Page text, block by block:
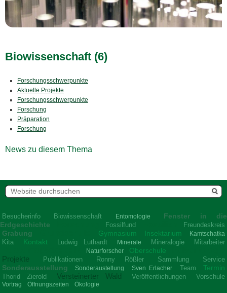
Biowissenschaft (6)
Forschungsschwerpunkte
Aktuelle Projekte
Forschungsschwerpunkte
Forschung
Präparation
Forschung
News zu diesem Thema
Besucherinfo Biowissenschaft Entomologie
Fenster in die
Erdgeschichte
Fossilfund Freundeskreis
Grabung Gymnasium Insektarium Kamtschatka
Kita Kontakt Ludwig Luthardt Minerale Mineralogie Mitarbeiter
Naturforscher Oberschule
Projekte
Publikationen Ronny Rößler Sammlung Service
Sonderausstellung Sonderaustellung Sven Erlacher Team Termin
Thorid Zierold Versteinerter Wald Veröffentlichungen Vorschule
Vortrag Öffnungszeiten
Ökologie